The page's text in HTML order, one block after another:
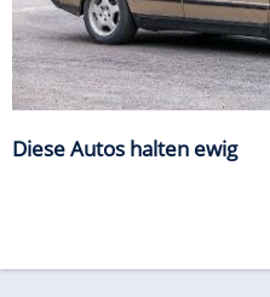
Diese Autos halten ewig